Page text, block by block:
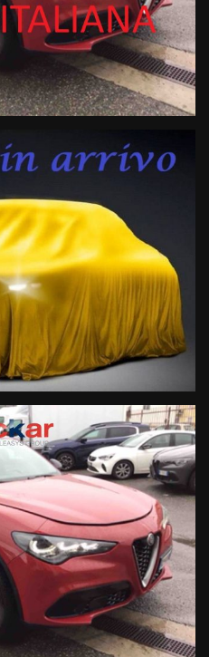
(Euro 6D-Temp) – Massima
tenuta di strada impeccabile.
8 rapporti con selettore Alfa
SPRINT)
Full LED direzionali +
Touch, Apple CarPlay, Android
Control Adattivo,
angolo cieco,
cartelli.
elettrico e clima automatico
permuta (anche da rottamare).
su misura, anche a tasso